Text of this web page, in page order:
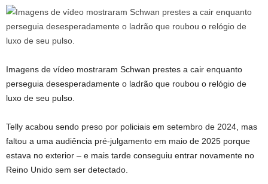
Imagens de vídeo mostraram Schwan prestes a cair enquanto
perseguia desesperadamente o ladrão que roubou o relógio de
luxo de seu pulso.
Telly acabou sendo preso por policiais em setembro de 2024, mas
faltou a uma audiência pré-julgamento em maio de 2025 porque
estava no exterior – e mais tarde conseguiu entrar novamente no
Reino Unido sem ser detectado.